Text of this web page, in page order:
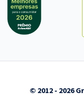
© 2012 - 2026